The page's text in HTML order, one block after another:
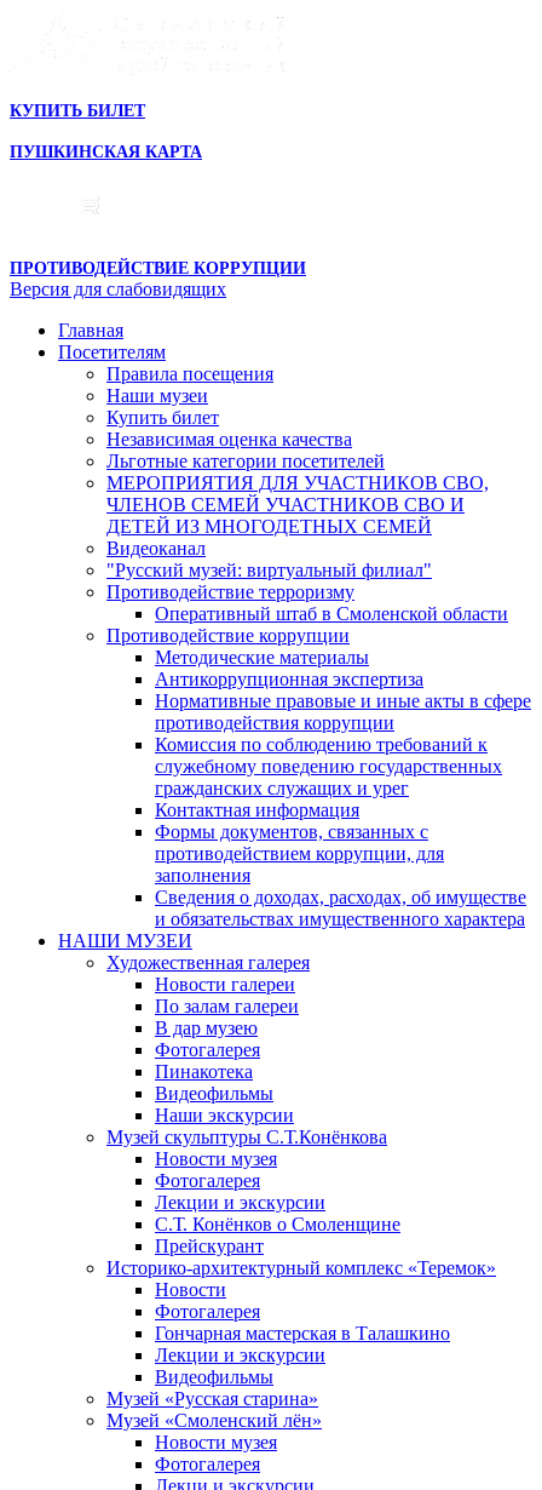
КУПИТЬ БИЛЕТ
ПУШКИНСКАЯ КАРТА
ПРОТИВОДЕЙСТВИЕ КОРРУПЦИИ
Версия для слабовидящих
Главная
Посетителям
Правила посещения
Наши музеи
Купить билет
Независимая оценка качества
Льготные категории посетителей
МЕРОПРИЯТИЯ ДЛЯ УЧАСТНИКОВ СВО,
ЧЛЕНОВ СЕМЕЙ УЧАСТНИКОВ СВО И
ДЕТЕЙ ИЗ МНОГОДЕТНЫХ СЕМЕЙ
Видеоканал
"Русский музей: виртуальный филиал"
Противодействие терроризму
Оперативный штаб в Смоленской области
Противодействие коррупции
Методические материалы
Антикоррупционная экспертиза
Нормативные правовые и иные акты в сфере
противодействия коррупции
Комиссия по соблюдению требований к
служебному поведению государственных
гражданских служащих и урег
Контактная информация
Формы документов, связанных с
противодействием коррупции, для
заполнения
Сведения о доходах, расходах, об имуществе
и обязательствах имущественного характера
НАШИ МУЗЕИ
Художественная галерея
Новости галереи
По залам галереи
В дар музею
Фотогалерея
Пинакотека
Видеофильмы
Наши экскурсии
Музей скульптуры С.Т.Конёнкова
Новости музея
Фотогалерея
Лекции и экскурсии
С.Т. Конёнков о Смоленщине
Прейскурант
Историко-архитектурный комплекс «Теремок»
Новости
Фотогалерея
Гончарная мастерская в Талашкино
Лекции и экскурсии
Видеофильмы
Музей «Русская старина»
Музей «Смоленский лён»
Новости музея
Фотогалерея
Лекци и экскурсии